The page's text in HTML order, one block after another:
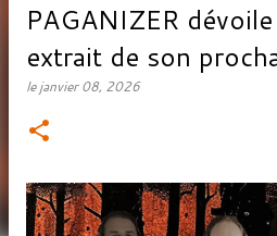
PAGANIZER
extrait de son
lejanvier 08, 2026